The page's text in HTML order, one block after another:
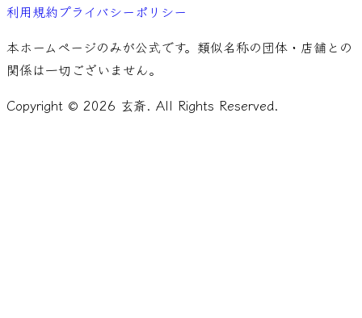
利用規約プライバシーポリシー
本ホームページのみが公式です。類似名称の団体・店舗との
関係は一切ございません。
Copyright © 2026 玄斎. All Rights Reserved.